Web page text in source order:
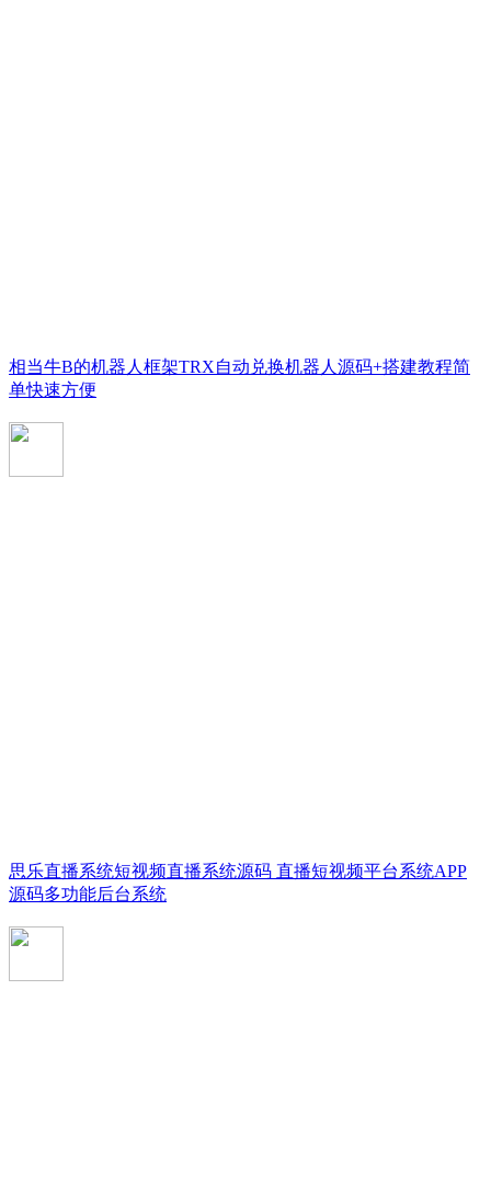
相当牛B的机器人框架TRX自动兑换机器人源码+搭建教程简
单快速方便
思乐直播系统短视频直播系统源码 直播短视频平台系统APP
源码多功能后台系统